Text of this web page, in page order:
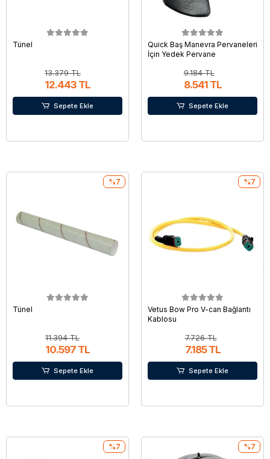
Tünel
13.379 TL
12.443 TL
Sepete Ekle
Quick Baş Manevra Pervaneleri
İçin Yedek Pervane
9.184 TL
8.541 TL
Sepete Ekle
Tünel
11.394 TL
10.597 TL
%7
Sepete Ekle
Vetus Bow Pro V-can Bağlantı
Kablosu
7.726 TL
7.185 TL
%7
Sepete Ekle
%7 %7